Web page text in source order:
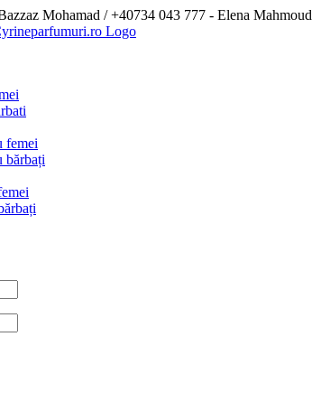
Mohamad / +40734 043 777 - Elena Mahmoud
femei
bărbați